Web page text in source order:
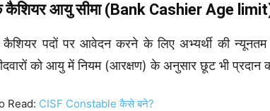
कैशियर आयु सीमा (Bank Cashier Age
पदों पर आवेदन करने के लिए अभ्यर्थी की
को आयु में नियम (आरक्षण) के अनुसार छूट भी प्रदान
Read: CISF Constable कैसे बने?